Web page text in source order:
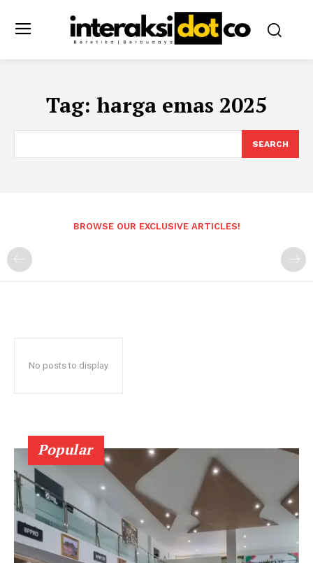
Tag: harga emas 2025
SEARCH
BROWSE OUR EXCLUSIVE ARTICLES!
No posts to display
Popular